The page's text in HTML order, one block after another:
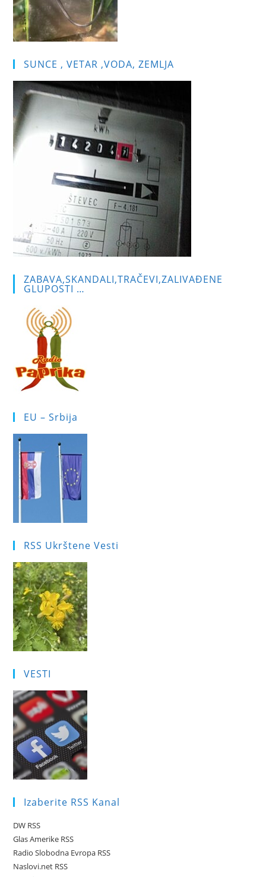
SUNCE , VETAR ,VODA, ZEMLJA
ZABAVA,SKANDALI,TRAČEVI,ZALIVAĐENE
GLUPOSTI …
EU – Srbija
RSS Ukrštene Vesti
VESTI
Izaberite RSS Kanal
DW RSS
Glas Amerike RSS
Radio Slobodna Evropa RSS
Naslovi.net RSS